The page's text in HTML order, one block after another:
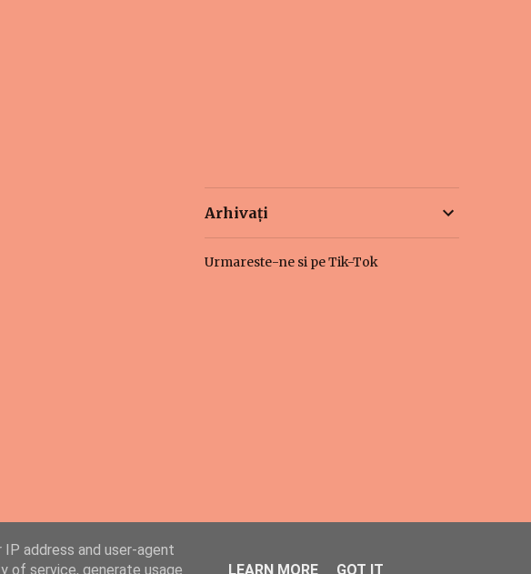
Arhivați
Urmareste-ne si pe Tik-Tok
address and user-agent
of service, generate usage
LEARN MORE GOT IT